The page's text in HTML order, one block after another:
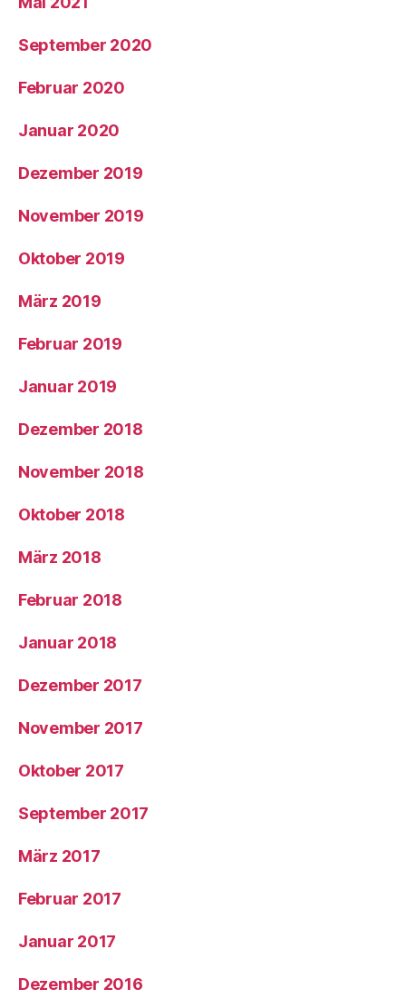
September 2020
Februar 2020
Januar 2020
Dezember 2019
November 2019
Oktober 2019
März 2019
Februar 2019
Januar 2019
Dezember 2018
November 2018
Oktober 2018
März 2018
Februar 2018
Januar 2018
Dezember 2017
November 2017
Oktober 2017
September 2017
März 2017
Februar 2017
Januar 2017
Dezember 2016